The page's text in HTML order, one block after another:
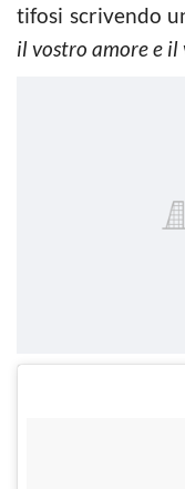
tifosi scrivendo
il vostro amore e il